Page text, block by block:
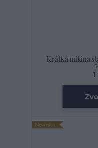
Krátká mikina
Novinka